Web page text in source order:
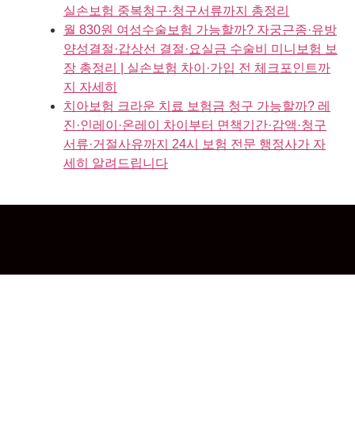
실손보험 중복청구·청구서류까지 총정리
월 830원 여성수술보험 가능할까? 자궁근종·유방
양성결절·갑상선 결절·요실금 수술비 미니보험 보
장 총정리 | 실손보험 차이·가입 전 체크포인트까
지 자세히
치아보험 크라운 치료 보험금 청구 가능할까? 레
진·인레이·온레이 차이부터 면책기간·감액·청구
서류·거절사유까지 24시 보험 전문 행정사가 자
세히 알려드립니다